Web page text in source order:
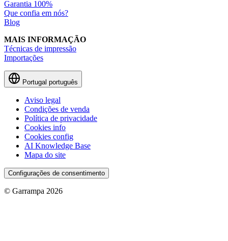
Garantia 100%
Que confia em nós?
Blog
MAIS INFORMAÇÃO
Técnicas de impressão
Importações
Portugal português
Aviso legal
Condições de venda
Política de privacidade
Cookies info
Cookies config
AI Knowledge Base
Mapa do site
Configurações de consentimento
© Garrampa 2026